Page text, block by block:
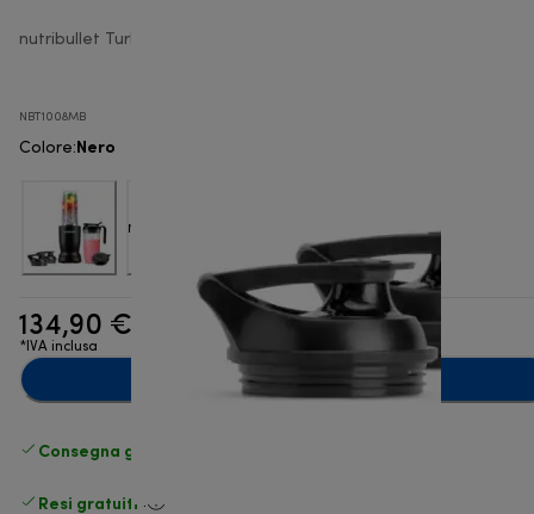
nutribullet Turbo™
NBT1008MB
Colore:Nero
134,90 €
*IVA inclusa
Aggiungi al carrello
Consegna gratuita standard
Resi gratuiti .